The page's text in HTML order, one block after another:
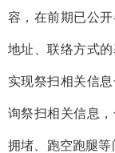
容，在前期已公
地址、联络方式
实现祭扫相关信
询祭扫相关信息
拥堵、跑空跑腿